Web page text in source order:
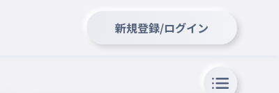
新規登録/ログイン